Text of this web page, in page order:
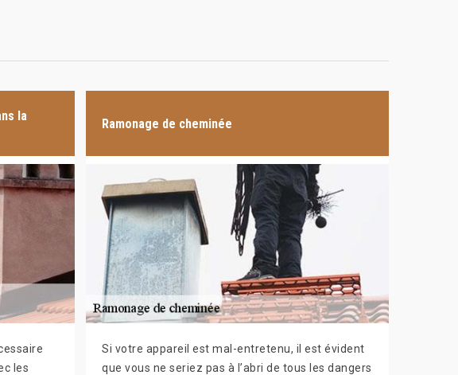
la
les
Ramonage de cheminée
Si votre appareil est mal-entretenu, il est évident
que vous ne seriez pas à l’abri de tous les dangers